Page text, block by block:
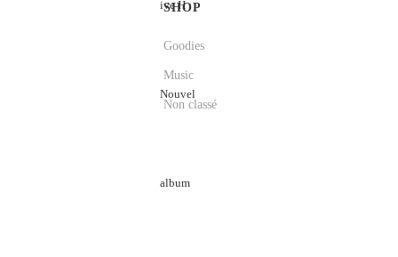
SHOP
Goodies
Music
Non classé